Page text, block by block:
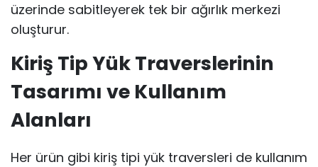
üzerinde sabitleyerek tek bir ağırlık merkezi
oluşturur.
Kiriş Tip Yük Traverslerinin
Tasarımı ve Kullanım
Alanları
Her ürün gibi kiriş tipi yük traversleri de kullanım